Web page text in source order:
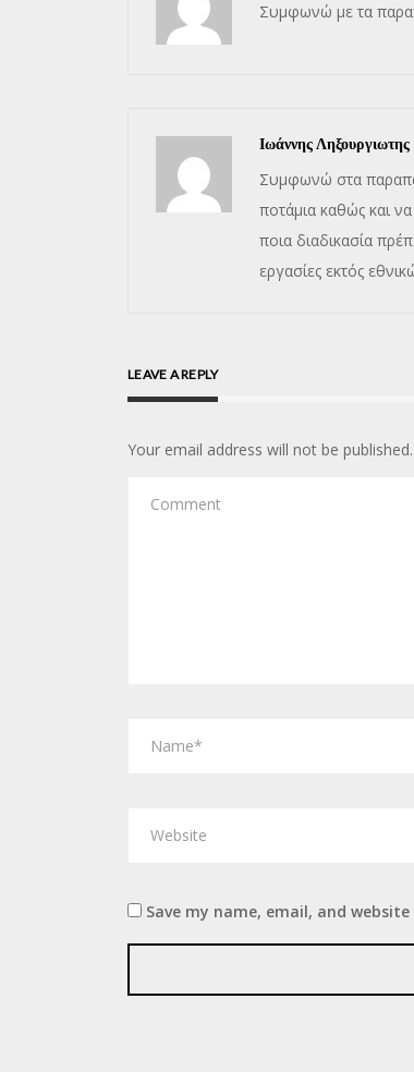
Συμφωνώ με τα
Ιωάννης Ληξουργιωτης
Συμφωνώ στα
ποτάμια καθώς και να
ποια διαδικασία
εργασίες εκτός
LEAVE A REPLY
Your email address will not be published.
Save my name, email, and